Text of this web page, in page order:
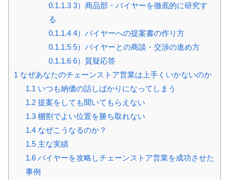
0.1.1.3 3）商品部・バイヤーを徹底的に研究す
る
0.1.1.4 4）バイヤーへの提案書の作り方
0.1.1.5 5）バイヤーとの商談・交渉の進め方
0.1.1.6 6）質疑応答
1 なぜあなたのチェーンストア営業は上手くいかないのか
1.1 いつも納価の話しばかりになってしまう
1.2提案をしても聞いてもらえない
1.3棚割でよい位置を勝ち取れない
1.4なぜこうなるのか？
1.5主な実績
1.6バイヤーを攻略しチェーンストア営業を成功させた
事例